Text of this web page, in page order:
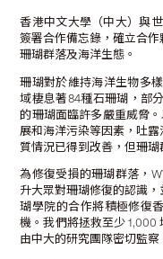
香港中文大學（中大）與
簽署合作備忘錄，確立合
珊瑚群落及海洋生態。
珊瑚對於維持海洋生物多
域棲息著84種石珊瑚，部
的珊瑚面臨許多嚴重威脅
展和海洋污染等因素，吐
質情況已得到改善，但珊瑚
為修復受損的珊瑚群落，
升大眾對珊瑚修復的認識
瑚學院的合作將積極修復
機。我們將拯救至少 1,000
由中大的研究團隊密切監察